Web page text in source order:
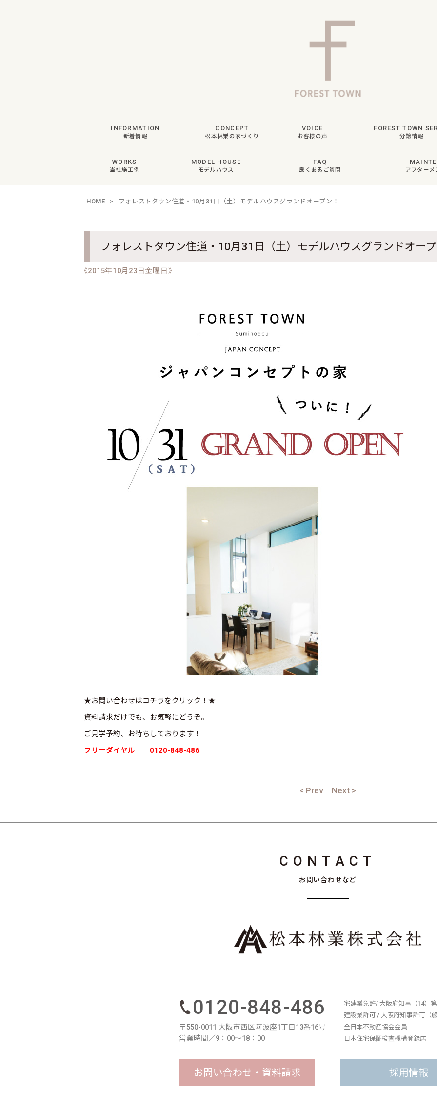
INFORMATION
新着情報
CONCEPT
松本林業の家づくり
VOICE
お客様の声
FOREST TOWN
分譲情報
WORKS
当社施工例
MODEL HOUSE
モデルハウス
FAQ
良くあるご質問 アフターメ
HOME > フォレストタウン住道・10月31日（土）モデルハウスグランドオープン！
フォレストタウン住道・10月31日（土）モデルハウスグランドオープ
《2015年10月23日金曜日》
★お問い合わせはコチラをクリック！★
資料請求だけでも、お気軽にどうぞ。
ご見学予約、お待ちしております！
フリーダイヤル 0120-848-486
< Prev Next >
CONTACT
お問い合わせなど
0120-848-486
〒550-0011 大阪市西区阿波座1丁目13番16号
営業時間／9：00〜18：00
宅建業免許/ 大阪府知事（14）
建設業許可 / 大阪府知事許可（
全日本不動産協会会員
日本住宅保証検査機構登録店
お問い合わせ・資料請求 採用情報